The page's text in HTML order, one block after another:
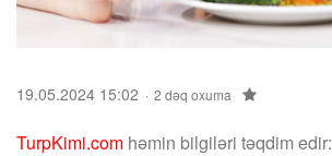
19.05.2024 15:02 2 dəq oxuma
TurpKimi.com həmin bilgiləri təqdim edir: